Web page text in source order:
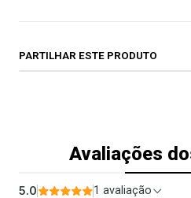
PARTILHAR ESTE PRODUTO
Avaliações
5.0 1 avaliação